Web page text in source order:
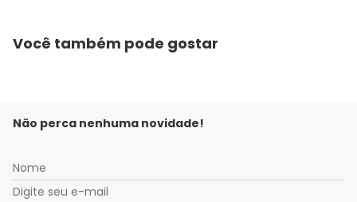
Você também pode gostar
Não perca nenhuma novidade!
Nome
Digite seu e-mail